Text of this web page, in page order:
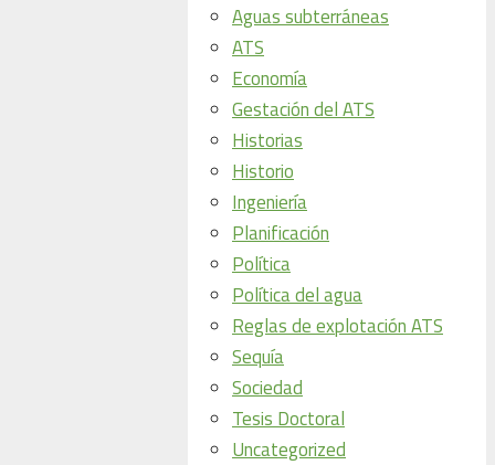
Aguas subterráneas
ATS
Economía
Gestación del ATS
Historias
Historio
Ingeniería
Planificación
Política
Política del agua
Reglas de explotación ATS
Sequía
Sociedad
Tesis Doctoral
Uncategorized